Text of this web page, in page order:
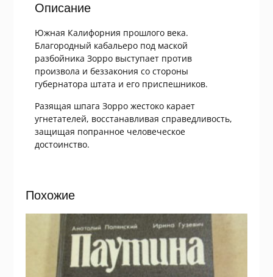
Описание
Южная Калифорния прошлого века.
Благородный кабальеро под маской
разбойника Зорро выступает против
произвола и беззакония со стороны
губернатора штата и его приспешников.
Разящая шпага Зорро жестоко карает
угнетателей, восстанавливая справедливость,
защищая попранное человеческое
достоинство.
Похожие